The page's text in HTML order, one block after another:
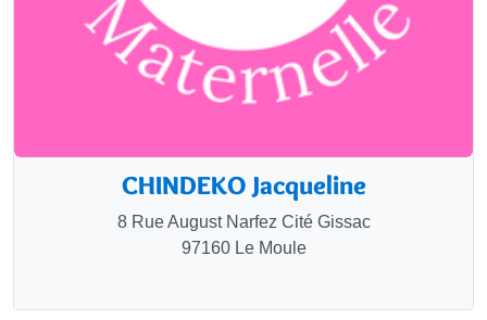
CHINDEKO Jacqueline
8 Rue August Narfez Cité Gissac
97160 Le Moule